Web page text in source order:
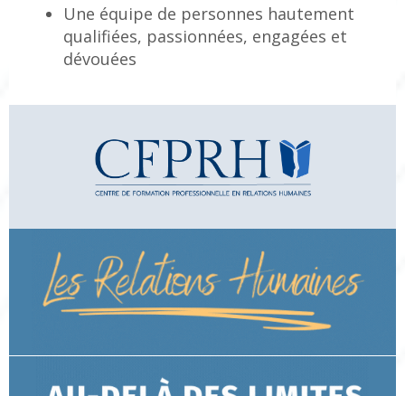
Une équipe de personnes hautement
qualifiées, passionnées, engagées et
dévouées